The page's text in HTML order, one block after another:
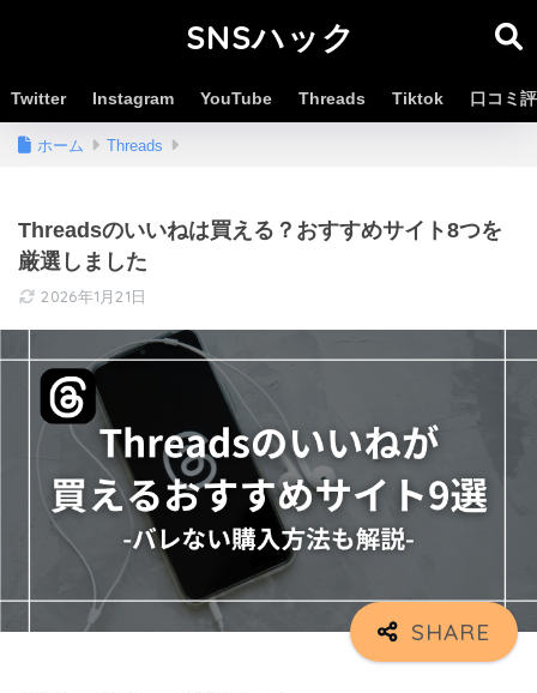
SNSハック
Twitter Instagram YouTube Threads Tiktok 口コミ
ホーム Threads
Threadsのいいねは買える？おすすめサイト8つを
厳選しました
2026年1月21日